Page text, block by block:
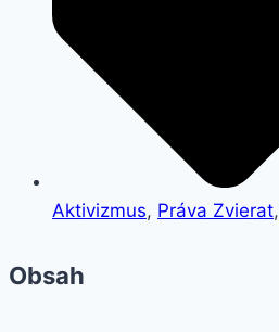
Aktivizmus, Práva Zvierat,
Obsah